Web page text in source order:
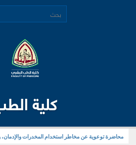
كلية
محاضرة توعوية عن مخاطر استخدام المخدرات والإدمان،